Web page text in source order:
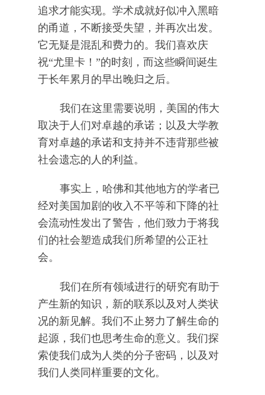
追求才能实现。学术成就好似冲入黑暗
的甬道，不断接受失望，并再次出发。
它无疑是混乱和费力的。我们喜欢庆
祝“尤里卡！”的时刻，而这些瞬间诞生
于长年累月的早出晚归之后。
我们在这里需要说明，美国的伟大
取决于人们对卓越的承诺；以及大学教
育对卓越的承诺和支持并不违背那些被
社会遗忘的人的利益。
事实上，哈佛和其他地方的学者已
经对美国加剧的收入不平等和下降的社
会流动性发出了警告，他们致力于将我
们的社会塑造成我们所希望的公正社
会。
我们在所有领域进行的研究有助于
产生新的知识，新的联系以及对人类状
况的新见解。我们不止努力了解生命的
起源，我们也思考生命的意义。我们探
索使我们成为人类的分子密码，以及对
我们人类同样重要的文化。